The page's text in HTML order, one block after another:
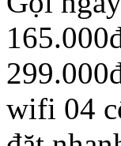
wifi 04